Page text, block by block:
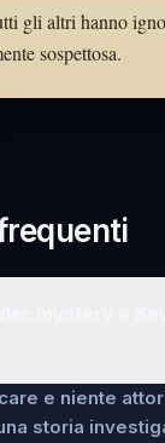
gli altri hanno
sospettosa.
e niente
storia